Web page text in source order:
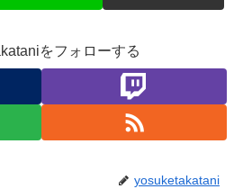
をフォローする
yosuketakatani